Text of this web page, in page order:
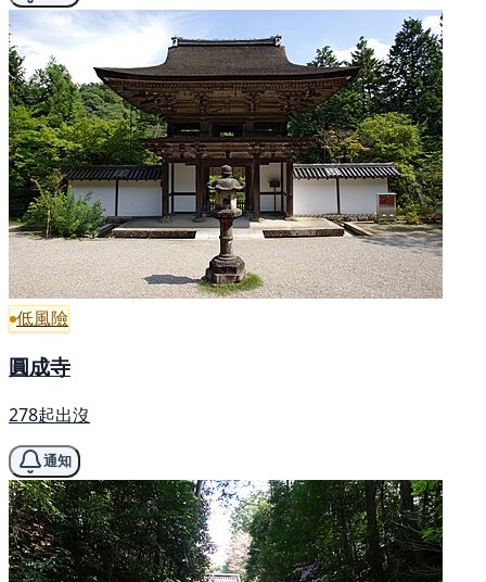
低風險
圓成寺
278起出沒
通知